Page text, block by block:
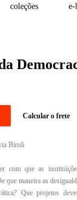
coleções e-
Calcular o frete
Biroli
com que as
que maneira as
Que projetos